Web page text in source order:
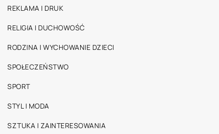
REKLAMA I DRUK
RELIGIA I DUCHOWOŚĆ
RODZINA I WYCHOWANIE DZIECI
SPOŁECZEŃSTWO
SPORT
STYL I MODA
SZTUKA I ZAINTERESOWANIA